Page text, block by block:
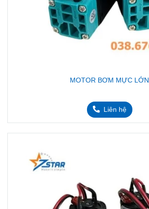
MOTOR BƠM MỰC LỚN
Liên hệ